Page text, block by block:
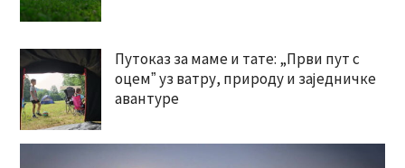
Путоказ за маме и тате: „Први пут с
оцемˮ уз ватру, природу и заједничке
авантуре